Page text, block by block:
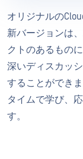
オリジナルの
新バージョンは
クトのあるもの
深いディスカッ
することができ
タイムで学び、
す。